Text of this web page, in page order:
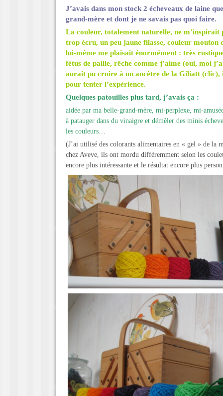
J’avais dans mon stock 2 écheveaux de laine
grand-mère et dont je ne savais pas quoi faire.
La couleur, totalement naturelle, ne m’inspirait
trop écru, un peu jaune filasse, couleur mouton
lui-même me plaisait énormément : très
fétus de paille, rêche comme j’aime (oui, moi
aurait pu croire à un ancêtre de la Giliatt (clic),
pour tenter l’expérience.
Quelques patouilles plus tard, j’avais ça :
aidée par ma belle-grand-mère, mi-perplexe, mi-
à patauger dans du vinaigre et démêler des minis
les couleurs…
(J’ai utilisé des colorants alimentaires en « gel » de la
chez Aveve, ils ont mordu différemment selon les
encore plus intéressante et le résultat encore plus